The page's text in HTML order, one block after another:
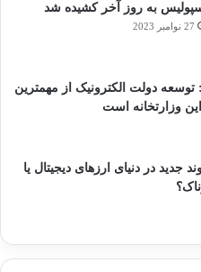
به روز آخر کشیده شد
27 نوامبر 2023
توسعه دولت الکترونیک از مهمترین
وزارتخانه است
جدید در دنیای ارزهای دیجیتال یا